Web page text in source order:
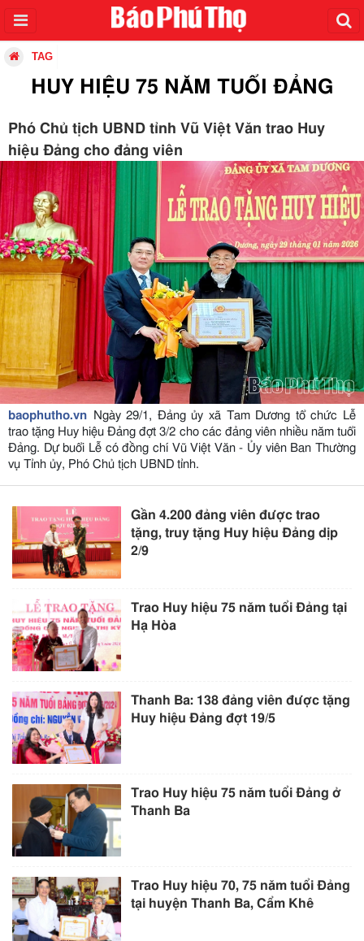
TAG
HUY HIỆU 75 NĂM TUỔI ĐẢNG
Phó Chủ tịch UBND tỉnh Vũ Việt Văn trao Huy
hiệu Đảng cho đảng viên
baophutho.vn Ngày 29/1, Đảng ủy xã Tam Dương tổ chức Lễ
trao tặng Huy hiệu Đảng đợt 3/2 cho các đảng viên nhiều năm tuổi
Đảng. Dự buổi Lễ có đồng chí Vũ Việt Văn - Ủy viên Ban Thường
vụ Tỉnh ủy, Phó Chủ tịch UBND tỉnh.
Gần 4.200 đảng viên được trao
tặng, truy tặng Huy hiệu Đảng dịp
2/9
Trao Huy hiệu 75 năm tuổi Đảng tại
Hạ Hòa
Thanh Ba: 138 đảng viên được tặng
Huy hiệu Đảng đợt 19/5
Trao Huy hiệu 75 năm tuổi Đảng ở
Thanh Ba
Trao Huy hiệu 70, 75 năm tuổi Đảng
tại huyện Thanh Ba, Cẩm Khê